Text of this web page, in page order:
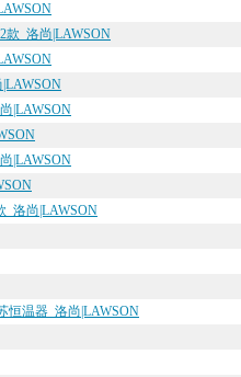
款_洛尚|LAWSON
|LAWSON
|LAWSON
_洛尚|LAWSON
恒温器_洛尚|LAWSON